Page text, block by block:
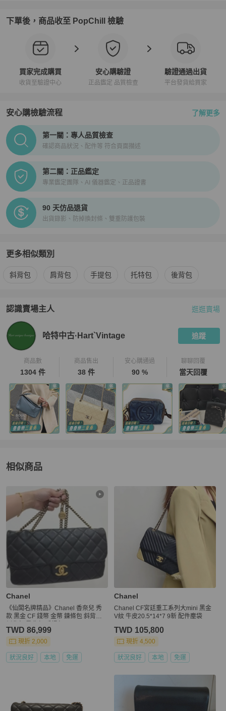
下單後，商品收至 PopChill 檢驗
買家完成購買
收貨至驗證中心
安心購驗證
正品鑑定 品質檢查
驗證通過出貨
平台發貨給買家
安心購檢驗流程 了解更多
PopChill拍拍圈正品驗證、安心購檢驗流程介紹
第一關：專人品質檢查
確認商品狀況、配件等 符合頁面描述
第二關：正品鑑定
專業鑑定團隊、AI 儀器鑑定、正品證書
90 天仿品退貨
出貨錄影、防掉換封條、雙重防護包裝
更多相似類別
更多Chanel 女包相似商品推薦
斜背包 肩背包 手提包 托特包 後背包
認識賣場主人
PopChill 拍拍圈嚴選賣家
逛逛賣場
哈特中古·Hart`Vintage 追蹤
商品數
1304 件
商品售出
38 件
安心購通過
90 %
聊聊回覆
當天回覆
相似商品
Chanel
《仙闆名牌精品》Chanel 香奈兒 秀
款 黑金 CF 錢幣 金幣 鍊條包 斜背包
TWD 86,999
現折 2,000
狀況良好 本地 免運
Chanel
Chanel CF宮廷重工系列大mini 黑金
V紋 牛皮20.5*14*7 9新 配件塵袋
TWD 105,800
現折 4,500
狀況良好 本地 免運